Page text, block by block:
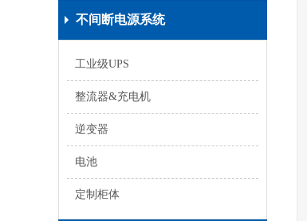
不间断电源系统
工业级UPS
整流器&充电机
逆变器
电池
定制柜体